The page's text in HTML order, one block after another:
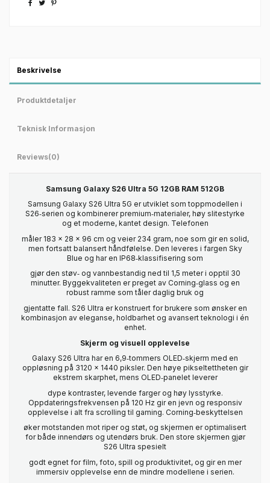
Beskrivelse
Produktdetaljer
Teknisk Informasjon
Reviews(0)
Samsung Galaxy S26 Ultra 5G 12GB RAM 512GB
Samsung Galaxy S26 Ultra 5G er utviklet som toppmodellen i
S26‑serien og kombinerer premium‑materialer, høy slitestyrke
og et moderne, kantet design. Telefonen
måler 183 x 28 x 96 cm og veier 234 gram, noe som gir en solid,
men fortsatt balansert håndfølelse. Den leveres i fargen Sky
Blue og har en IP68‑klassifisering som
gjør den støv‑ og vannbestandig ned til 1,5 meter i opptil 30
minutter. Byggekvaliteten er preget av Corning‑glass og en
robust ramme som tåler daglig bruk og
gjentatte fall. S26 Ultra er konstruert for brukere som ønsker en
kombinasjon av eleganse, holdbarhet og avansert teknologi i én
enhet.
Skjerm og visuell opplevelse
Galaxy S26 Ultra har en 6,9‑tommers OLED‑skjerm med en
oppløsning på 3120 x 1440 piksler. Den høye pikseltettheten gir
ekstrem skarphet, mens OLED‑panelet leverer
dype kontraster, levende farger og høy lysstyrke.
Oppdateringsfrekvensen på 120 Hz gir en jevn og responsiv
opplevelse i alt fra scrolling til gaming. Corning‑beskyttelsen
øker motstanden mot riper og støt, og skjermen er optimalisert
for både innendørs og utendørs bruk. Den store skjermen gjør
S26 Ultra spesielt
godt egnet for film, foto, spill og produktivitet, og gir en mer
immersiv opplevelse enn de mindre modellene i serien.